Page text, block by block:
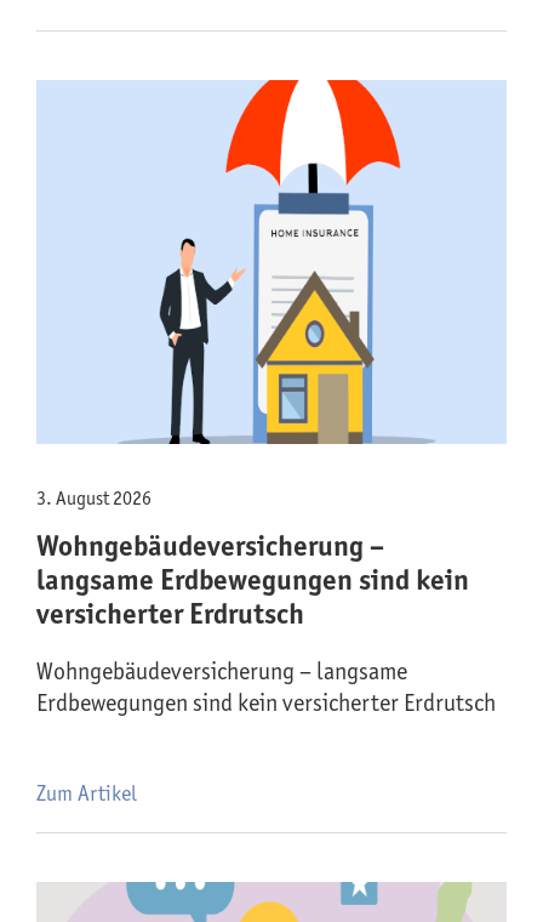
3. August 2026
Wohngebäude­versicherung –
langsame Erdbewegungen sind kein
versicherter Erdrutsch
Wohngebäude­versicherung – langsame
Erdbewegungen sind kein versicherter Erdrutsch
Zum Artikel